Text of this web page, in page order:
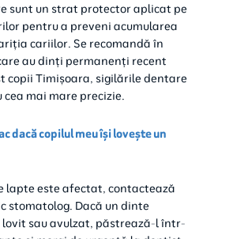
sunt un strat protector aplicat pe
pentru a preveni acumularea
cariilor. Se recomandă în
au dinți permanenți recent
copii Timișoara, sigilările dentare
cea mai mare precizie.
dacă copilul meu își lovește un
lapte este afectat, contactează
stomatolog. Dacă un dinte
sau avulzat, păstrează-l într-